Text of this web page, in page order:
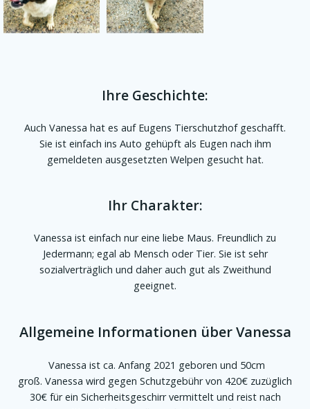
Ihre Geschichte:
Auch Vanessa hat es auf Eugens Tierschutzhof geschafft.
Sie ist einfach ins Auto gehüpft als Eugen nach ihm
gemeldeten ausgesetzten Welpen gesucht hat.
Ihr Charakter:
Vanessa ist einfach nur eine liebe Maus. Freundlich zu
Jedermann; egal ab Mensch oder Tier. Sie ist sehr
sozialverträglich und daher auch gut als Zweithund
geeignet.
Allgemeine Informationen über Vanessa
Vanessa ist ca. Anfang 2021 geboren und 50cm
groß. Vanessa wird gegen Schutzgebühr von 420€ zuzüglich
30€ für ein Sicherheitsgeschirr vermittelt und reist nach